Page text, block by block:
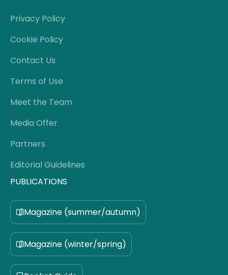
Privacy Policy
Cookie Policy
Contact Us
Terms of Use
Meet the Team
Media Offer
Partners
Editorial Guidelines
PUBLICATIONS
Magazine (summer/autumn)
Magazine (winter/spring)